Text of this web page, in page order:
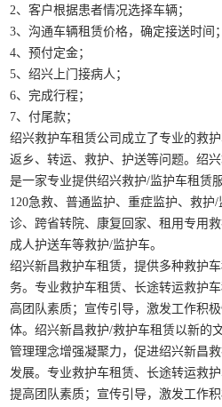
2、客户根据患者情况选择车辆；
3、沟通车辆租赁价格，确定接送时间；
4、预付定金；
5、绍兴上门接病人；
6、完成行程；
7、付尾款；
绍兴救护车租赁公司成立了专业的救
返乡、转运、救护、护送等问题。绍
是一家专业提供绍兴救护/监护车租赁
120急救、普通监护、重症监护、救护
诊、跨省转院、康复回家、租用专用
成人护送车等救护/监护车。
绍兴新昌救护车租赁，提供多种救护
务。专业救护车租赁、长途转运救护
高团队素质；宣传引导，激发工作积
体。绍兴新昌救护/救护车租赁以新的
管理理念增强凝聚力，促进绍兴新昌
发展。专业救护车租赁、长途转运救
提高团队素质；宣传引导，激发工作